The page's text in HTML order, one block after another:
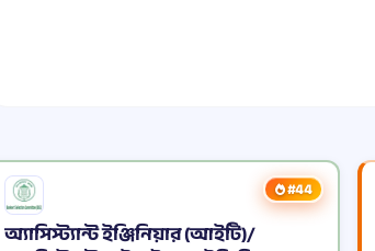
#44
অ্যাসিস্ট্যান্ট ইঞ্জিনিয়ার (আইটি)/